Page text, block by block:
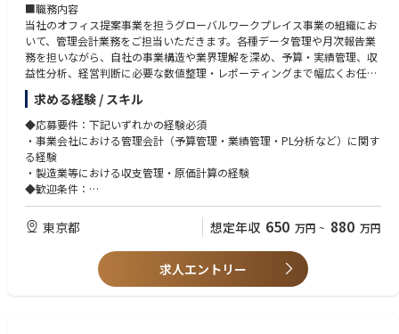
■職務内容
当社のオフィス提案事業を担うグローバルワークプレイス事業の組織にお
いて、管理会計業務をご担当いただきます。各種データ管理や月次報告業
務を担いながら、自社の事業構造や業界理解を深め、予算・実績管理、収
益性分析、経営判断に必要な数値整理・レポーティングまで幅広くお任せ
します。また、国内業務に加え、今後は海外拠点に関する管理会計業務に
も携わっていただくことを想定しており、各国拠点の状況把握や関連部門
との連携も含めてご活躍いただきたいポジションです。将来的には、管理
会計の知見をベースに、各部門の事業推進や運営体制の構築・改善、事業
戦略に関わる業務にも関与いただくことを期待しています。
□予算管理
析、差異要因の整理・可視化を行います。国内業務に加え、海外拠点を含
む予算執行状況の把握・管理も担っていただきます。
□原価計算・コスト管理
適正なコスト管理を行い、収益性向上に向けた課題抽出やコスト削減提案
求める経験 / スキル
◆応募要件：下記いずれかの経験必須
・事業会社における管理会計（予算管理・業績管理・PL分析など）に関す
る経験
・製造業等における収支管理・原価計算の経験
◆歓迎条件：
・簿記や会計に関する資格
・業務構築、改善の経験
・海外拠点との連携業務、または英語を用いた業務経験
東京都 想定年収 650 万円 ~ 880 万円
求人エントリー